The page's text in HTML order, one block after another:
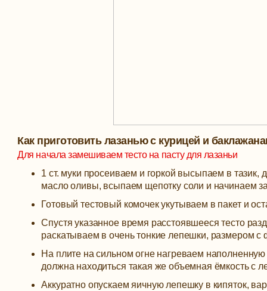
Как приготовить лазанью с курицей и
Для начала замешиваем тесто на пасту для лазаньи
1 ст. муки просеиваем и горкой высыпаем в
масло оливы, всыпаем щепотку соли и начинаем
Готовый тестовый комочек укутываем в пакет и
Спустя указанное время расстоявшееся тесто
раскатываем в очень тонкие лепешки, размером с
На плите на сильном огне нагреваем
должна находиться такая же объемная ёмкость с
Аккуратно опускаем яичную лепешку в кипяток,